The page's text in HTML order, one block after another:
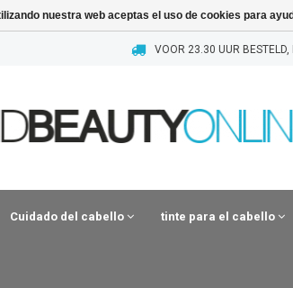
VOOR 23.30 UUR
Cuidado del cabello tinte para el cabello
nuestra web aceptas el uso de cookies para